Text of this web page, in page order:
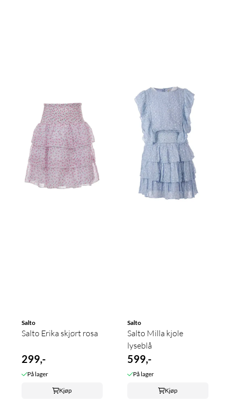
Salto
Salto Erika skjørt rosa
299,-
På lager
Kjøp
Salto
Salto Milla kjole
lyseblå
599,-
På lager
Kjøp